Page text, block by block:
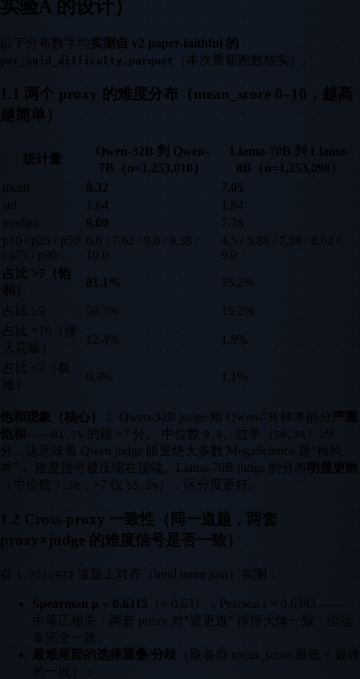
实验A 的设计）
以下分布数字均实测自 v2 paper-faithful 的
per_uuid_difficulty.parquet （本次重新跑数核实）。
1.1 两个 proxy 的难度分布（mean_score 0–10，越高
越简单）
统计量
Qwen-32B 判 Qwen-
7B（n=1,253,010）
Llama-70B 判 Llama-
8B（n=1,253,098）
mean
8.32
7.05
std
1.64
1.84
median
9.00
7.38
p10 / p25 / p50
/ p75 / p90
6.0 / 7.62 / 9.0 / 9.38 /
10.0
4.5 / 5.88 / 7.38 / 8.62 /
9.0
占比 >7（饱
和）
81.1% 55.2%
占比 ≥9 50.3%
15.2%
占比 =10（撞
天花板）
12.4% 1.8%
占比 <2（极
难）
0.3% 1.1%
饱和现象（核心）： Qwen-32B judge 给 Qwen-7B 样本的分 严重
饱和 —— 81.1% 的题 >7 分、 中位数 9.0 、过半（ 50.3% ）≥9
分。这意味着 Qwen judge 眼里绝大多数 MegaScience 题"很简
单"， 难度信号被压缩在顶端。Llama-70B judge 的分布 明显更散
（中位数 7.38 ，>7 仅 55.2% ），区分度更好。
1.2 Cross-proxy 一致性（同一道题，两套
proxy×judge 的难度信号是否一致）
1,252,972 道题上对齐（uuid inner join）实测：
Spearman ρ = 0.6315 （≈ 0.63），Pearson r = 0.6383 ——
中等正相关：两套 proxy 对"谁更难" 排序大体一致，但远
非完全一致。
最难尾部的选择重叠/分歧 （取各自 mean_score 最低 = 最难
的一批）：